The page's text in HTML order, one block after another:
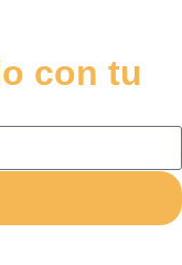
con tu